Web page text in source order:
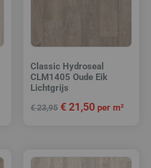
Classic Hydroseal
CLM1405 Oude Eik
Lichtgrijs
€23,95 €21,50 per m²